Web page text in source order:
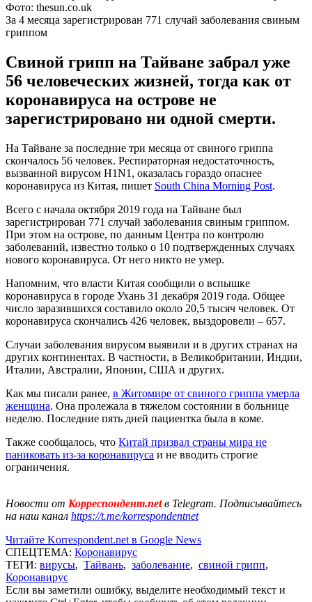
Фото: thesun.co.uk
За 4 месяца зарегистрирован 771 случай заболевания свиным
гриппом
Свиной грипп на Тайване забрал уже
56 человеческих жизней, тогда как от
коронавируса на острове не
зарегистрировано ни одной смерти.
На Тайване за последние три месяца от свиного гриппа
скончалось 56 человек. Респираторная недостаточность,
вызванной вирусом H1N1, оказалась гораздо опаснее
коронавируса из Китая, пишет South China Morning Post.
Всего с начала октября 2019 года на Тайване был
зарегистрирован 771 случай заболевания свиным гриппом.
При этом на острове, по данным Центра по контролю
заболеваний, известно только о 10 подтвержденных случаях
нового коронавируса. От него никто не умер.
Напомним, что власти Китая сообщили о вспышке
коронавируса в городе Ухань 31 декабря 2019 года. Общее
число заразившихся составило около 20,5 тысяч человек. От
коронавируса скончались 426 человек, выздоровели – 657.
Случаи заболевания вирусом выявили и в других странах на
других континентах. В частности, в Великобритании, Индии,
Италии, Австралии, Японии, США и других.
Как мы писали ранее, в Житомире от свиного гриппа умерла
женщина. Она пролежала в тяжелом состоянии в больнице
неделю. Последние пять дней пациентка была в коме.
Также сообщалось, что Китай призвал страны мира не
паниковать из-за коронавируса и не вводить строгие
ограничения.
Новости от Корреспондент.netв Telegram. Подписывайтесь
на наш канал https://t.me/korrespondentnet
Читайте Korrespondent.net в Google News
СПЕЦТЕМА: Коронавирус
ТЕГИ: вирусы, Тайвань, заболевание, свиной грипп,
Коронавирус
Если вы заметили ошибку, выделите необходимый текст и